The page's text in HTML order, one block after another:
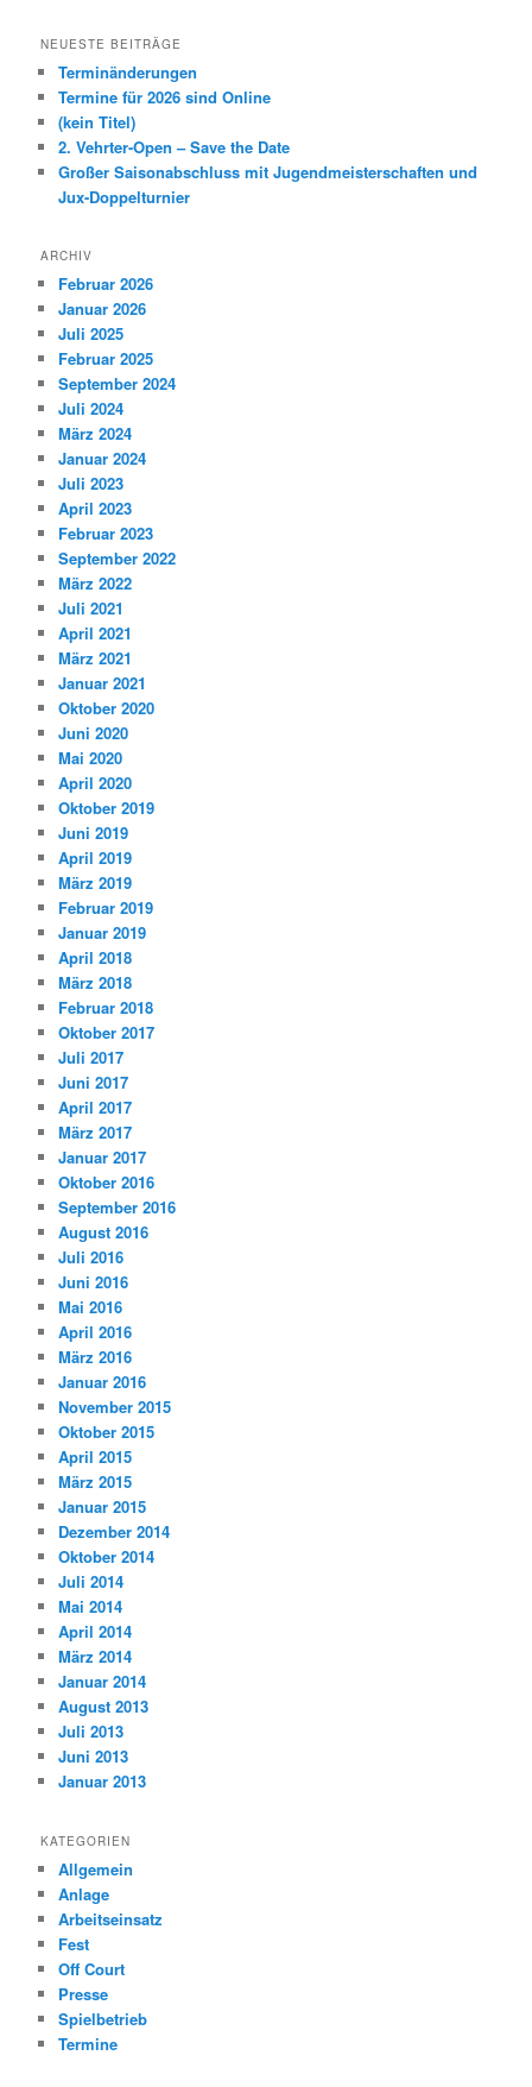
h
NEUESTE BEITRÄGE
Terminänderungen
Termine für 2026 sind Online
(kein Titel)
2. Vehrter-Open – Save the Date
Großer Saisonabschluss mit Jugendmeisterschaften und
Jux-Doppelturnier
ARCHIV
Februar 2026
Januar 2026
Juli 2025
Februar 2025
September 2024
Juli 2024
März 2024
Januar 2024
Juli 2023
April 2023
Februar 2023
September 2022
März 2022
Juli 2021
April 2021
März 2021
Januar 2021
Oktober 2020
Juni 2020
Mai 2020
April 2020
Oktober 2019
Juni 2019
April 2019
März 2019
Februar 2019
Januar 2019
April 2018
März 2018
Februar 2018
Oktober 2017
Juli 2017
Juni 2017
April 2017
März 2017
Januar 2017
Oktober 2016
September 2016
August 2016
Juli 2016
Juni 2016
Mai 2016
April 2016
März 2016
Januar 2016
November 2015
Oktober 2015
April 2015
März 2015
Januar 2015
Dezember 2014
Oktober 2014
Juli 2014
Mai 2014
April 2014
März 2014
Januar 2014
August 2013
Juli 2013
Juni 2013
Januar 2013
KATEGORIEN
Allgemein
Anlage
Arbeitseinsatz
Fest
Off Court
Presse
Spielbetrieb
Termine